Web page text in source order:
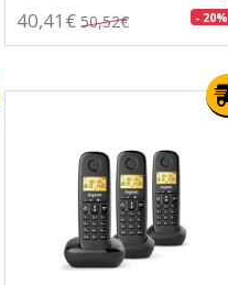
40,41€ 50,52€ - 20%